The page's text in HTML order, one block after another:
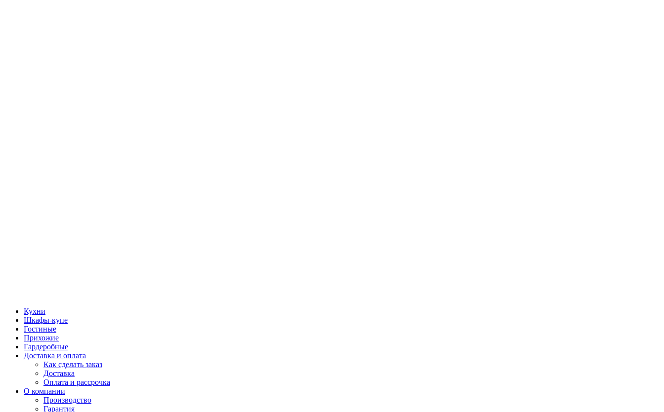
Кухни
Шкафы-купе
Гостиные
Прихожие
Гардеробные
Доставка и оплата
Как сделать заказ
Доставка
Оплата и рассрочка
О компании
Производство
Гарантия